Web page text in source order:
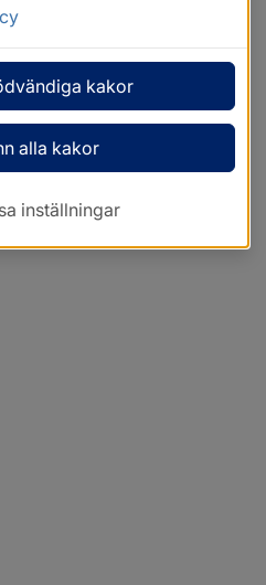
kakor
alla kakor
inställningar